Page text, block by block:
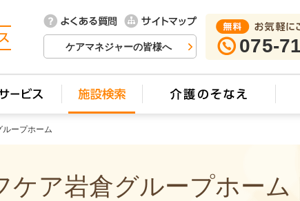
ケアマネジャーの皆様へ 075-
ープホーム
ケア岩倉グループホーム